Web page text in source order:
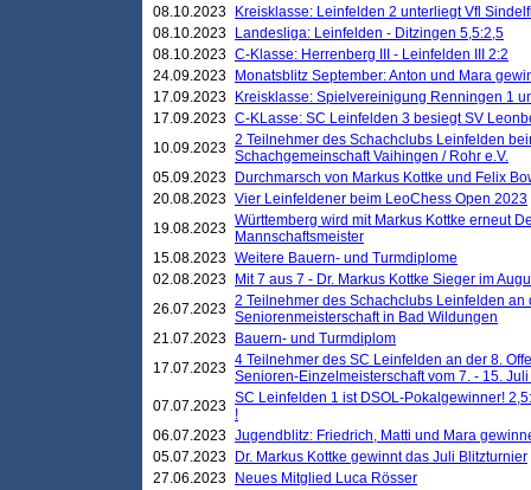
08.10.2023
Kreisklasse: Leinfelden 2 unterliegt Vfl
08.10.2023
Landesliga: Leinfelden - Ditzingen 5,5:2,5
08.10.2023 C-Klasse: Herrenberg III - Leinfelden III 2:2
24.09.2023
Monatsblitz September: Anton und Mara
17.09.2023
Kreisklasse: Spielvereinigung Renningen 1
17.09.2023 C-KLasse: SC Leinfelden 3 besiegt SV
10.09.2023 2 Teilnehmer des Schachclubs Leinfelden
Schachgemeinschaft Vaihingen / Rohr e.V.
05.09.2023
Durchmarsch von Markus Kottke und Felix
20.08.2023 Vier Leinfeldener beim LeoChess Open 2023
19.08.2023 Württemberg wird mit Markus Kottke erneut
Mannschaftsmeister
15.08.2023 Weitere Bauern- und Turmdiplome
02.08.2023
Mit 7 aus 7 - Dr. Markus Kottke Sieger im
26.07.2023 2 Teilnehmer des Schachclubs Leinfelden an
Seniorenmeisterschaft in Bad Wildungen
21.07.2023
Bauern- und Turmdiplom
17.07.2023 4 Teilnehmer des SC Leinfelden an der 8.
Senioren-Einzelmeisterschaft vom 7. - 15.
07.07.2023 SC Leinfelden 1 ist DSOL-Pokalgewinner!
!
06.07.2023 Jugendblitz: Friedrich, Matti und Mara
05.07.2023
Dr. Markus Kottke gewinnt das Juli Blitzturnier
27.06.2023
Neues Mitglied Luca Rösser